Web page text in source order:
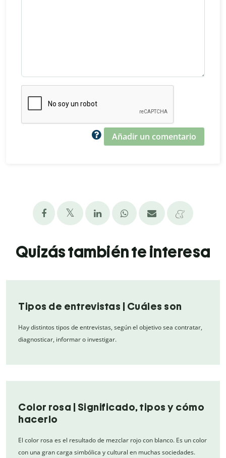
Añadir un comentario
Quizás también te interesa
Tipos de entrevistas | Cuáles son
Hay distintos tipos de entrevistas, según el objetivo sea contratar,
diagnosticar, informar o investigar.
Color rosa | Significado, tipos y cómo
hacerlo
El color rosa es el resultado de mezclar rojo con blanco. Es un color
con una gran carga simbólica y cultural en muchas sociedades.